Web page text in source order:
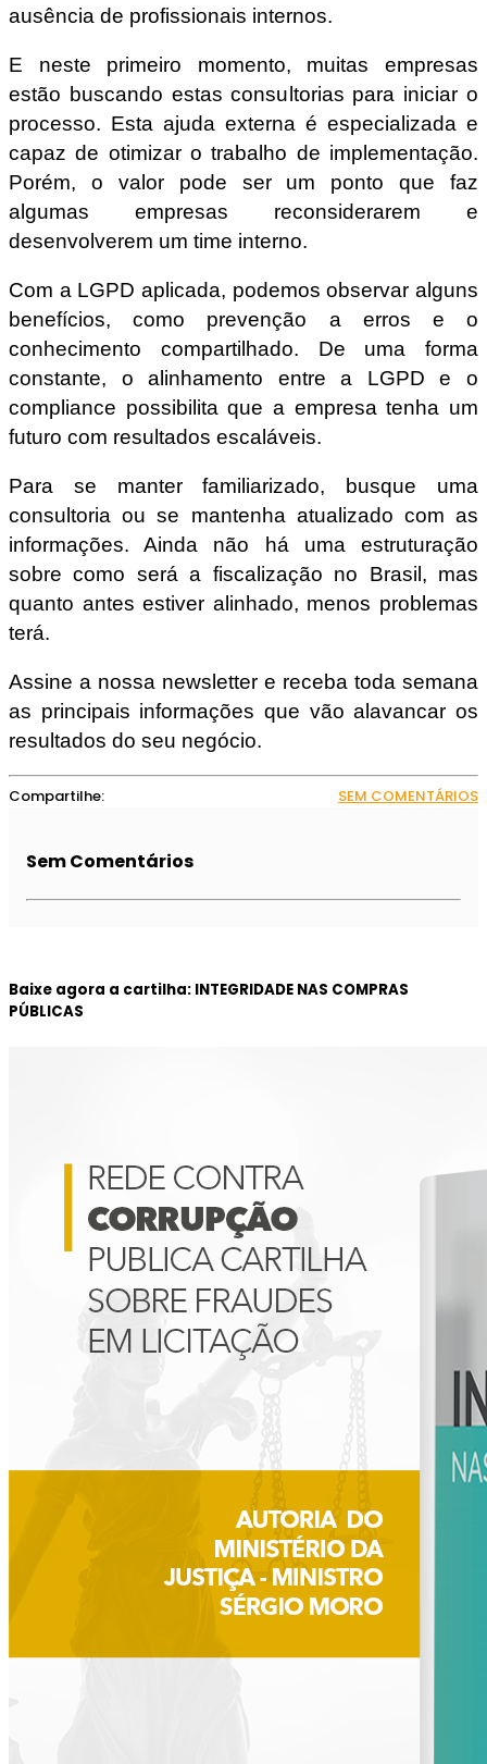
ausência de profissionais internos.
E neste primeiro momento, muitas empresas
estão buscando estas consultorias para iniciar o
processo. Esta ajuda externa é especializada e
capaz de otimizar o trabalho de implementação.
Porém, o valor pode ser um ponto que faz
algumas empresas reconsiderarem e
desenvolverem um time interno.
Com a LGPD aplicada, podemos observar alguns
benefícios, como prevenção a erros e o
conhecimento compartilhado. De uma forma
constante, o alinhamento entre a LGPD e o
compliance possibilita que a empresa tenha um
futuro com resultados escaláveis.
Para se manter familiarizado, busque uma
consultoria ou se mantenha atualizado com as
informações. Ainda não há uma estruturação
sobre como será a fiscalização no Brasil, mas
quanto antes estiver alinhado, menos problemas
terá.
Assine a nossa newsletter e receba toda semana
as principais informações que vão alavancar os
resultados do seu negócio.
Compartilhe: SEM COMENTÁRIOS
Sem Comentários
Baixe agora a cartilha: INTEGRIDADE NAS COMPRAS
PÚBLICAS